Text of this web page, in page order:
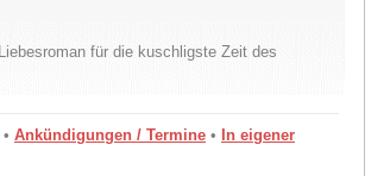
• Ankündigungen / Termine • In eigener